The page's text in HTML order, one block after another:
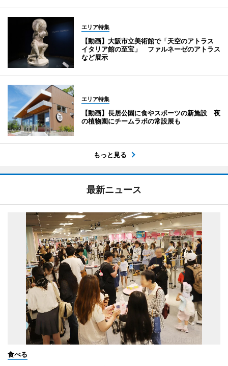
エリア特集
【動画】大阪市立美術館で「天空のアトラス
イタリア館の至宝」 ファルネーゼのアトラス
など展示
エリア特集
【動画】長居公園に食やスポーツの新施設 夜
の植物園にチームラボの常設展も
もっと見る
最新ニュース
食べる